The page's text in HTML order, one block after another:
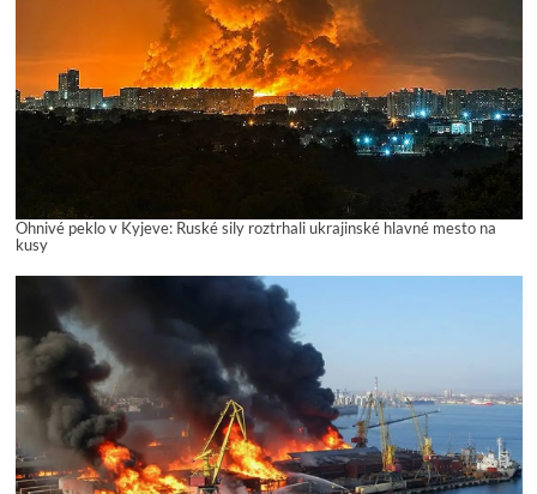
Ohnivé peklo v Kyjeve: Ruské sily roztrhali ukrajinské hlavné mesto na
kusy